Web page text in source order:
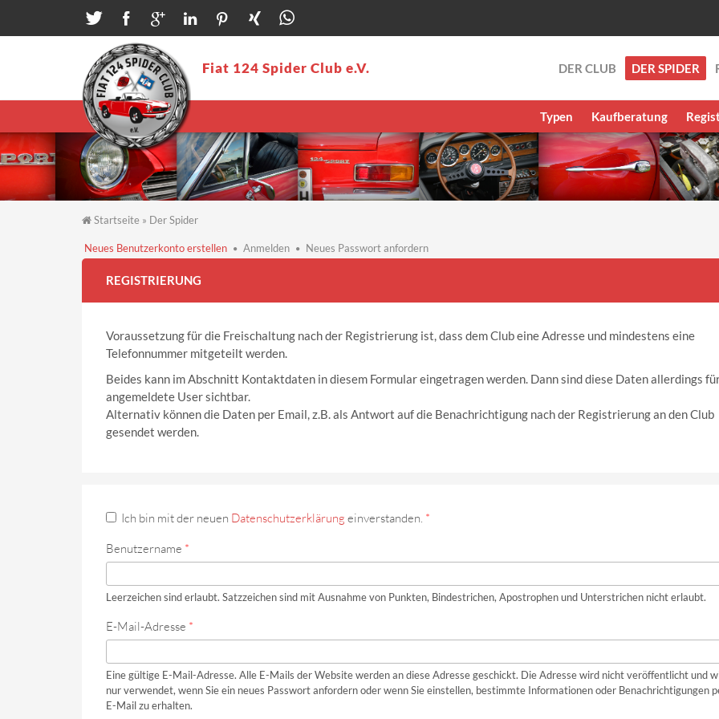
Direkt zum Inhalt
Fiat 124 Spider Club e.V. DER CLUB DER SPIDER
Typen Kaufberatung
Sie sind hier
Startseite » Der Spider
Haupt-Reiter
Neues Benutzerkonto erstellen (aktiver
Reiter)
Anmelden Neues Passwort anfordern
REGISTRIERUNG
Voraussetzung für die Freischaltung nach der Registrierung ist, dass dem Club eine Adresse und mindestens eine
Telefonnummer mitgeteilt werden.
Beides kann im Abschnitt Kontaktdaten in diesem Formular eingetragen werden. Dann sind diese Daten allerdings
angemeldete User sichtbar.
Alternativ können die Daten per Email, z.B. als Antwort auf die Benachrichtigung nach der Registrierung an den Club
gesendet werden.
Ich bin mit der neuen Datenschutzerklärung einverstanden. *
Benutzername *
Leerzeichen sind erlaubt. Satzzeichen sind mit Ausnahme von Punkten, Bindestrichen, Apostrophen und Unterstrichen nicht erlaubt.
E-Mail-Adresse *
Eine gültige E-Mail-Adresse. Alle E-Mails der Website werden an diese Adresse geschickt. Die Adresse wird nicht veröffentlicht und
nur verwendet, wenn Sie ein neues Passwort anfordern oder wenn Sie einstellen, bestimmte Informationen oder Benachrichtigungen
E-Mail zu erhalten.